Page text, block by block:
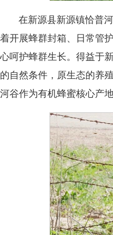
在新源县新源镇恰普
着开展蜂群封箱、日常管
心呵护蜂群生长。得益于
的自然条件，原生态的养
河谷作为有机蜂蜜核心产